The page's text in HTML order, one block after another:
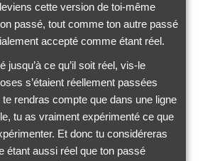
cette version de toi-même
passé, tout comme ton autre passé
accepté comme étant réel.
jusqu’à ce qu’il soit réel, vis-le
s’étaient réellement passées
rendras compte que dans une ligne
tu as vraiment expérimenté ce que
Et donc tu considéreras
étant aussi réel que ton passé